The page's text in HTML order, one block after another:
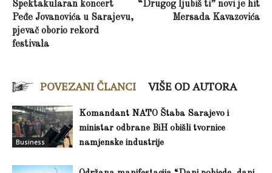
Spektakularan koncert
Peđe Jovanovića u Sarajevu,
pjevač oborio rekord
festivala
“Drugog ljubiš ti” novi je hit
Mersada Kavazovića
POVEZANI ČLANCI VIŠE OD AUTORA
Business
Komandant NATO Štaba Sarajevo i
ministar odbrane BiH obišli tvornice
namjenske industrije